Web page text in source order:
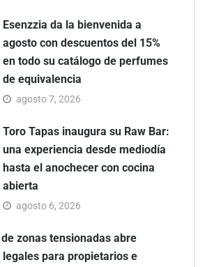
Esenzzia da la bienvenida a
agosto con descuentos del 15%
en todo su catálogo de perfumes
de equivalencia
agosto 7, 2026
Toro Tapas inaugura su Raw Bar:
una experiencia desde mediodía
hasta el anochecer con cocina
abierta
agosto 6, 2026
zonas tensionadas abre
para propietarios e